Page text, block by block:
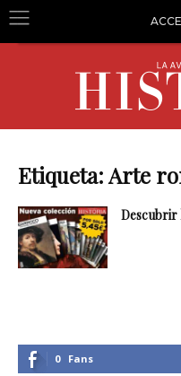
Etiqueta: Arte
Descubrir
0 Fans